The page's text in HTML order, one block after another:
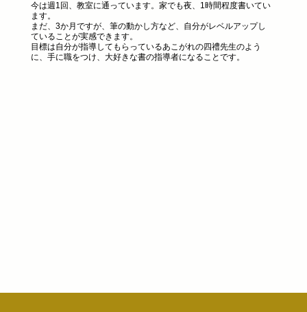
今は週1回、教室に通っています。家でも夜、1時間程度書いてい
ます。
まだ、3か月ですが、筆の動かし方など、自分がレベルアップし
ていることが実感できます。
目標は自分が指導してもらっているあこがれの四禮先生のよう
に、手に職をつけ、大好きな書の指導者になることです。​